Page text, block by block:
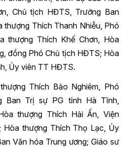
Chủ tịch HĐTS, Trưởng Ban
thượng Thích Thanh Nhiễu, Phó
thượng Thích Khế Chơn, Hòa
đồng Phó Chủ tịch HĐTS; Hòa
Ủy viên TT HĐTS.
Thích Bảo Nghiêm, Phó
Ban Trị sự PG tỉnh Hà Tĩnh,
thượng Thích Hải Ấn, Viện
Hòa thượng Thích Thọ Lạc, Ủy
Văn hóa Trung ương; Giáo sư